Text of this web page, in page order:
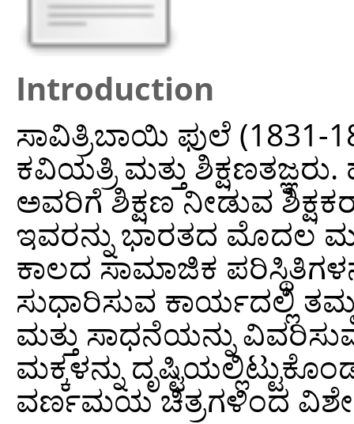
Introduction
ಸಾವಿತ್ರಿಬಾಯಿ ಫುಲೆ (1831-
ಕವಿಯತ್ರಿ ಮತ್ತು
ಅವರಿಗೆ ಶಿಕ್ಷಣ ನೀಡುವ
ಇವರನ್ನು ಭಾರತದ ಮೊದಲ
ಕಾಲದ ಸಾಮಾಜಿಕ
ಸುಧಾರಿಸುವ ಕಾರ್ಯದಲ್ಲಿ
ಮತ್ತು ಸಾಧನೆಯನ್ನು
ಮಕ್ಕಳನ್ನು
ವರ್ಣಮಯ ಚಿತ್ರಗಳಿಂದ